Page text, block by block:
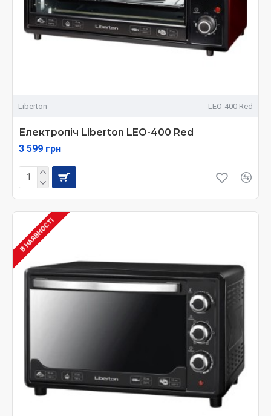
Liberton LEO-400 Red
Електропіч Liberton LEO-400 Red
3 599 грн
В НАЯВНОСТІ